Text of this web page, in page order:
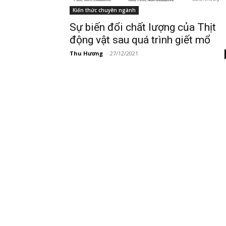
Kiến thức chuyên ngành
Sự biến đổi chất lượng của Thịt
động vật sau quá trình giết mổ
Thu Hương - 27/12/2021